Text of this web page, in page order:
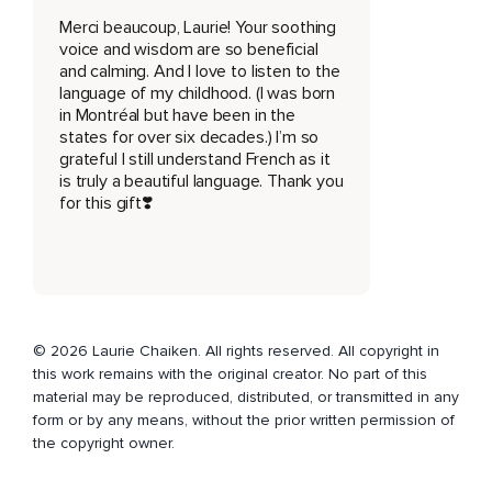
Nous sommes parfois trop préoccupés par nos difficultés,
Nos tâches à faire,
Le train-train quotidien,
Pour porter attention à ce qui pourrait générer de la joie.
Mais nous pouvons faire de la place pour la joie,
Un chien qui vous fait rire sont tous des exemples anodins
qui peuvent vous apporter un moment de joie si vous êtes
Revenez vers votre souffle en remarquant les sensations
Merci beaucoup, Laurie! Your soothing
voice and wisdom are so beneficial
and calming. And I love to listen to the
language of my childhood. (I was born
in Montréal but have been in the
states for over six decades.) I’m so
grateful I still understand French as it
is truly a beautiful language. Thank you
for this gift❣️
© 2026 Laurie Chaiken. All rights reserved. All copyright in
this work remains with the original creator. No part of this
material may be reproduced, distributed, or transmitted in any
form or by any means, without the prior written permission of
the copyright owner.